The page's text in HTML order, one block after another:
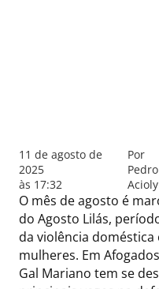
11 de agosto de
2025
às 17:32
Por
Pedro
Acioly
O mês de agosto é
do Agosto Lilás,
da violência
mulheres. Em
Gal Mariano tem se